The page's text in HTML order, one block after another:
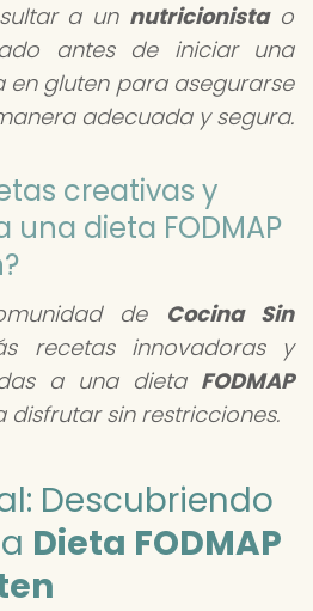
a un nutricionistao
antes de iniciar una
gluten para asegurarse
adecuada y segura.
creativas y
una dieta FODMAP
de Cocina Sin
recetas innovadoras y
a una dieta FODMAP
sin restricciones.
Descubriendo
Dieta FODMAP